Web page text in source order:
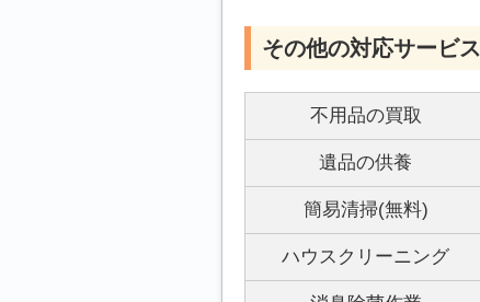
その他の対応サービス
不用品の買取
遺品の供養
簡易清掃(無料)
ハウスクリーニング